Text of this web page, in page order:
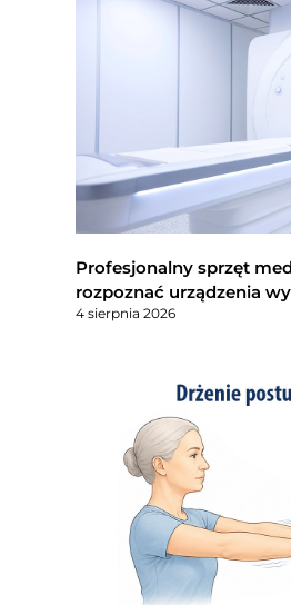
Profesjonalny sprzęt
rozpoznać urządzenia
4 sierpnia 2026